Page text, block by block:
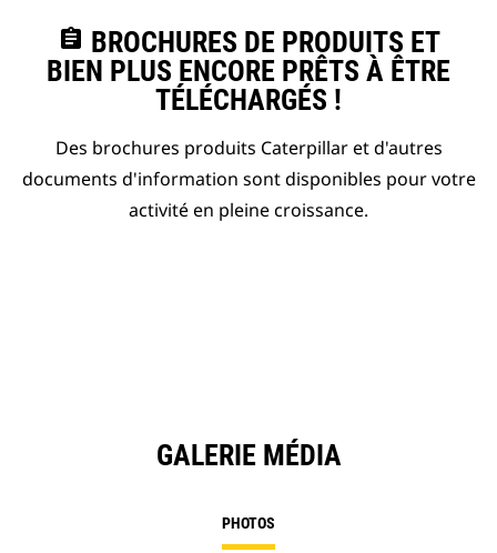
assignment BROCHURES DE PRODUITS ET
BIEN PLUS ENCORE PRÊTS À ÊTRE
TÉLÉCHARGÉS !
Des brochures produits Caterpillar et d'autres
documents d'information sont disponibles pour votre
activité en pleine croissance.
GALERIE MÉDIA
PHOTOS